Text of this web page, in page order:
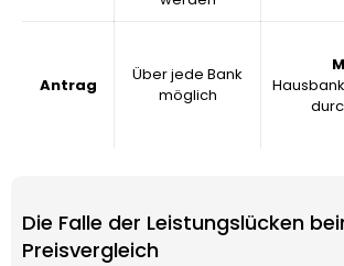
Antrag
Über jede Bank
möglich
Die Falle der Leistungslücken
Preisvergleich